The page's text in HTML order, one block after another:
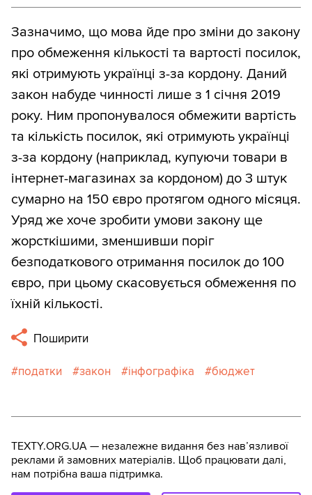
Зазначимо, що мова йде про зміни до закону
про обмеження кількості та вартості посилок,
які отримують українці з-за кордону. Даний
закон набуде чинності лише з 1 січня 2019
року. Ним пропонувалося обмежити вартість
та кількість посилок, які отримують українці
з-за кордону (наприклад, купуючи товари в
інтернет-магазинах за кордоном) до 3 штук
сумарно на 150 євро протягом одного місяця.
Уряд же хоче зробити умови закону ще
жорсткішими, зменшивши поріг
безподаткового отримання посилок до 100
євро, при цьому скасовується обмеження по
їхній кількості.
Поширити
податки закон інфографіка бюджет
TEXTY.ORG.UA — незалежне видання без навʼязливої
реклами й замовних матеріалів. Щоб працювати далі,
нам потрібна ваша підтримка.